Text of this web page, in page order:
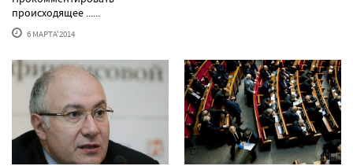
происходящее ......
6 МАРТА'2014